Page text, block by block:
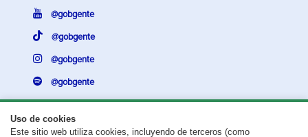
Uso de cookies
Este sitio web utiliza cookies, incluyendo de terceros (como
@gobgente
@gobgente
@gobgente
@gobgente
¿Existe algún problema con esta página?Repórtalo aquí.